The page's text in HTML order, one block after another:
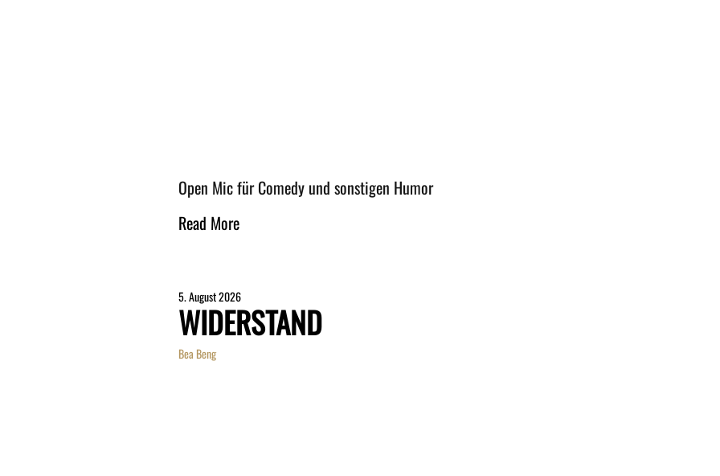
Open Mic für Comedy und sonstigen Humor
Read More
5. August 2026
WIDERSTAND
Bea Beng